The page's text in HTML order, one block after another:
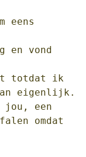
eens
en vond
totdat ik
eigenlijk.
jou, een
omdat